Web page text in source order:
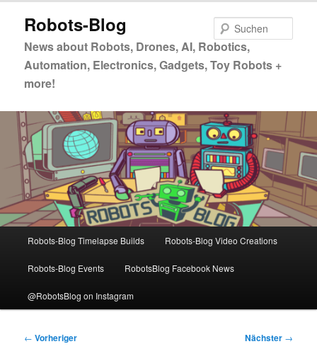
primären
springen
Robots-Blog
News about Robots, Drones, AI, Robotics,
Automation, Electronics, Gadgets, Toy Robots +
more!
Robots-Blog Timelapse Builds Robots-Blog Video Creations
Robots-Blog Events RobotsBlog Facebook News
@RobotsBlog on Instagram
Beitragsnavigation
← Vorheriger Nächster →